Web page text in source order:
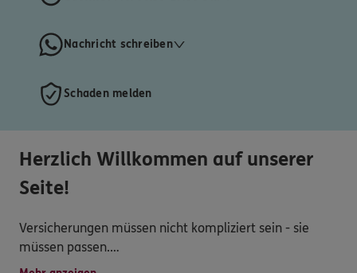
Nachricht schreiben
Schaden melden
Herzlich Willkommen auf unserer
Seite!
Versicherungen müssen nicht kompliziert sein - sie
müssen passen.
Unser Anspruch ist es, Ordnung in Deine Absicherung zu